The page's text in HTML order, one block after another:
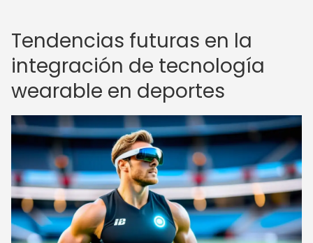
Tendencias futuras en la
integración de tecnología
wearable en deportes